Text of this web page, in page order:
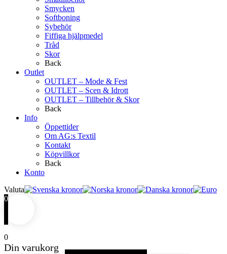
Smycken
Softboning
Sybehör
Fiffiga hjälpmedel
Tråd
Skor
Back
Outlet
OUTLET – Mode & Fest
OUTLET – Scen & Idrott
OUTLET – Tillbehör & Skor
Back
Info
Öppettider
Om AG:s Textil
Kontakt
Köpvillkor
Back
Konto
Valuta
0
0
Din varukorg